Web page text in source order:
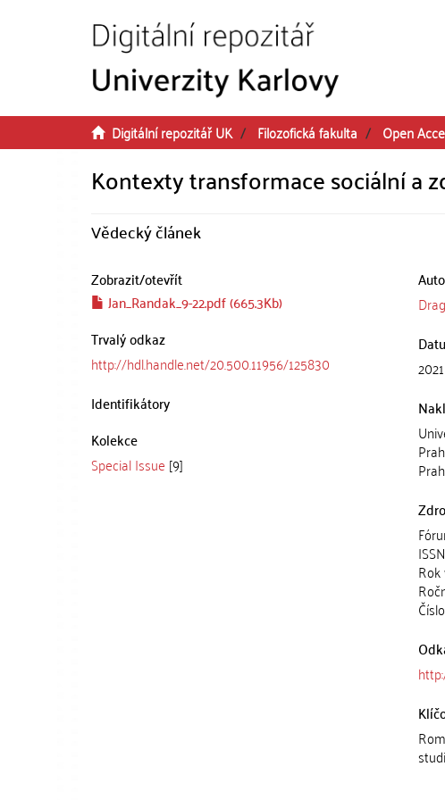
Digitální repozitář UK Filozofická fakulta Open
Kontexty transformace sociální a
Vědecký článek
Zobrazit/otevřít
Jan_Randak_9-22.pdf (665.3Kb)
Trvalý odkaz
http://hdl.handle.net/20.500.11956/125830
Identifikátory
Kolekce
Special Issue [9]
2021